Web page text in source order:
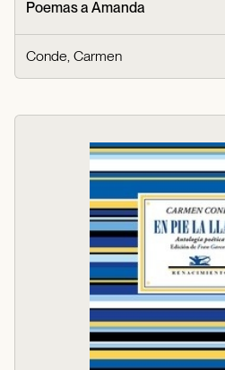
Poemas a Amanda
Conde, Carmen